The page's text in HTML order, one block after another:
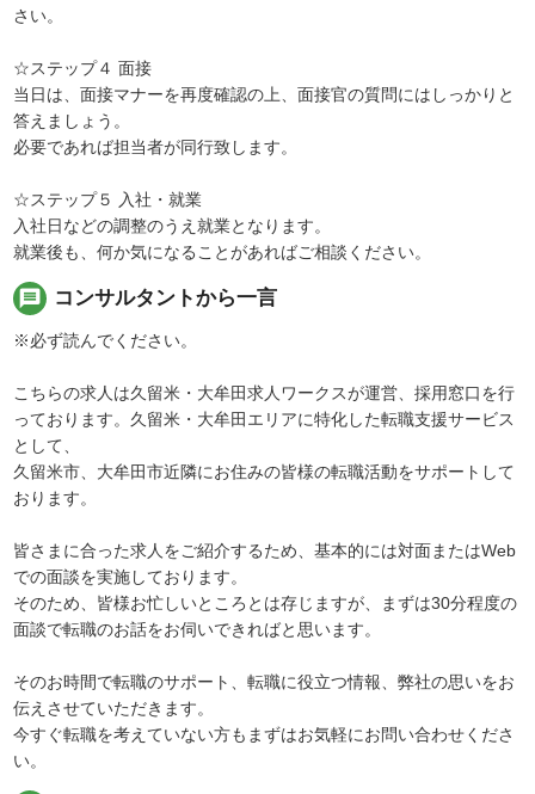
さい。
☆ステップ４ 面接
当日は、面接マナーを再度確認の上、面接官の質問にはしっかりと
答えましょう。
必要であれば担当者が同行致します。
☆ステップ５ 入社・就業
入社日などの調整のうえ就業となります。
就業後も、何か気になることがあればご相談ください。
message コンサルタントから一言
※必ず読んでください。
こちらの求人は久留米・大牟田求人ワークスが運営、採用窓口を行
っております。久留米・大牟田エリアに特化した転職支援サービス
として、
久留米市、大牟田市近隣にお住みの皆様の転職活動をサポートして
おります。
皆さまに合った求人をご紹介するため、基本的には対面またはWeb
での面談を実施しております。
そのため、皆様お忙しいところとは存じますが、まずは30分程度の
面談で転職のお話をお伺いできればと思います。
そのお時間で転職のサポート、転職に役立つ情報、弊社の思いをお
伝えさせていただきます。
今すぐ転職を考えていない方もまずはお気軽にお問い合わせくださ
い。